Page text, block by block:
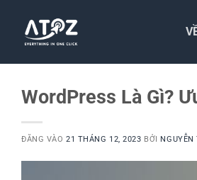
dung
WordPress Là Gì?
ĐĂNG VÀO21 THÁNG 12, 2023 BỞI NGUYỄN